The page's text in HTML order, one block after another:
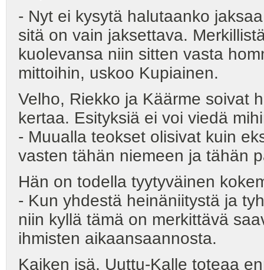
- Nyt ei kysytä halutaanko
sitä on vain jaksettava.
kuolevansa niin sitten vasta
mittoihin, uskoo Kupiainen.
Velho, Riekko ja Käärme soivat
kertaa. Esityksiä ei voi viedä
- Muualla teokset olisivat kuin
vasten tähän niemeen ja tähän
Hän on todella tyytyväinen
- Kun yhdestä heinäniitystä ja
niin kyllä tämä on merkittävä
ihmisten aikaansaannosta.
Kaiken isä, Uuttu-Kalle toteaa